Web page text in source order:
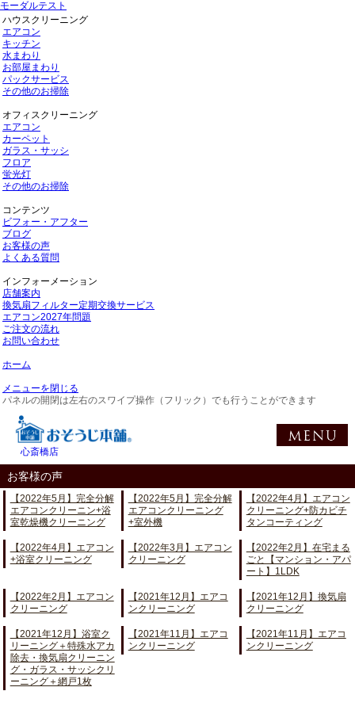
モーダルテスト
ハウスクリーニング
エアコン
キッチン
水まわり
お部屋まわり
パックサービス
その他のお掃除
オフィスクリーニング
エアコン
カーペット
ガラス・サッシ
フロア
蛍光灯
その他のお掃除
コンテンツ
ビフォー・アフター
ブログ
お客様の声
よくある質問
インフォーメーション
店舗案内
換気扇フィルター定期交換サービス
エアコン2027年問題
ご注文の流れ
お問い合わせ
ホーム
メニューを閉じる
パネルの開閉は左右のスワイプ操作（フリック）でも行うことができます
心斎橋店
お客様の声
【2022年5月】完全分解
エアコンクリーニン+浴
室乾燥機クリーニング
【2022年5月】完全分解
エアコンクリーニング
+室外機
【2022年4月】エアコン
クリーニング+防カビチ
タンコーティング
【2022年4月】エアコン
+浴室クリーニング
【2022年3月】エアコン
クリーニング
【2022年2月】在宅まる
ごと【マンション・アパ
ート】1LDK
【2022年2月】エアコン
クリーニング
【2021年12月】エアコ
ンクリーニング
【2021年12月】換気扇
クリーニング
【2021年12月】浴室ク
リーニング＋特殊水アカ
除去・換気扇クリーニン
グ・ガラス・サッシクリ
ーニング＋網戸1枚
【2021年11月】エアコ
ンクリーニング
【2021年11月】エアコ
ンクリーニング